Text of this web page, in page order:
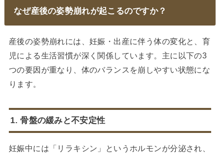
なぜ産後の姿勢崩れが起こるのですか？
産後の姿勢崩れには、妊娠・出産に伴う体の変化と、育
児による生活習慣が深く関係しています。主に以下の3
つの要因が重なり、体のバランスを崩しやすい状態にな
ります。
1. 骨盤の緩みと不安定性
妊娠中には「リラキシン」というホルモンが分泌され、